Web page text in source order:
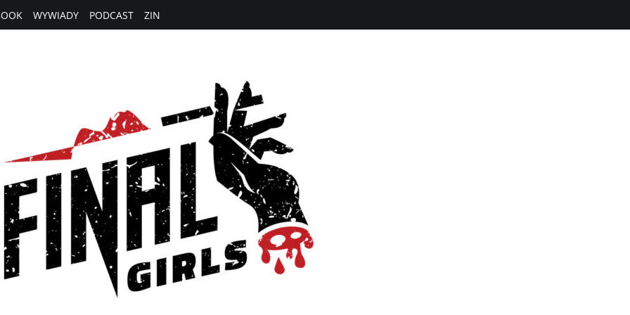
WYWIADY PODCAST ZIN